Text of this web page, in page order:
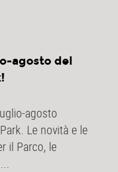
agosto del
agosto
Le novità e le
il Parco, le